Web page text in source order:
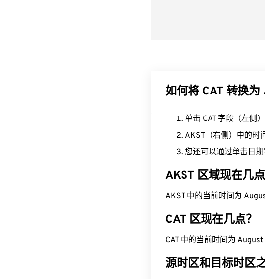
如何将 CAT 转换为
单击 CAT 字段（左侧
AKST（右侧）中的时
您还可以通过单击日期
AKST 区域现在几点
AKST 中的当前时间为
CAT 区现在几点？
CAT 中的当前时间为
源时区和目标时区